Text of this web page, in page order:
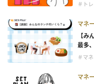
＃ト
マネー
【
最多
＃マ
マネー